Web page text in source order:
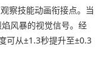
察技能动画衔接点。当
风暴的视觉信号。经
可从±1.3秒提升至±0.3